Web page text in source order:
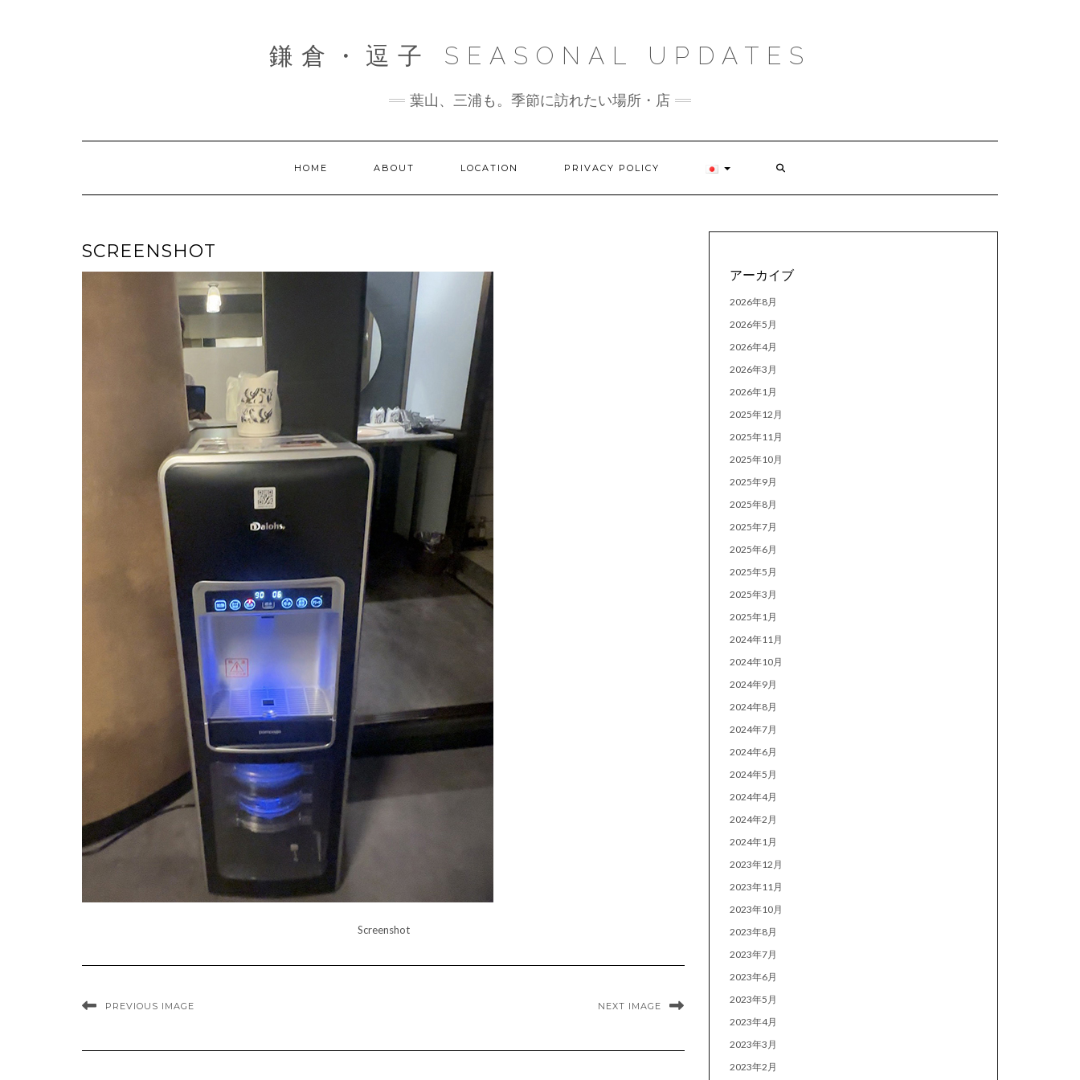
鎌倉・逗子 SEASONAL UPDATES
葉山、三浦も。季節に訪れたい場所・店
HOME ABOUT LOCATION PRIVACY POLICY
SCREENSHOT
Screenshot
PREVIOUS IMAGE NEXT IMAGE
アーカイブ
2026年8月
2026年5月
2026年4月
2026年3月
2026年1月
2025年12月
2025年11月
2025年10月
2025年9月
2025年8月
2025年7月
2025年6月
2025年5月
2025年3月
2025年1月
2024年11月
2024年10月
2024年9月
2024年8月
2024年7月
2024年6月
2024年5月
2024年4月
2024年2月
2024年1月
2023年12月
2023年11月
2023年10月
2023年8月
2023年7月
2023年6月
2023年5月
2023年4月
2023年3月
2023年2月